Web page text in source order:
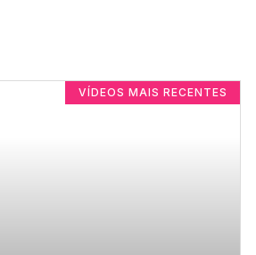
VÍDEOS MAIS RECENTES